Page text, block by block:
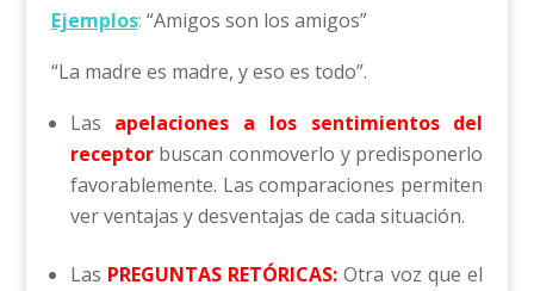
Ejemplos: “Amigos son los amigos”
“La madre es madre, y eso es todo”.
Las apelaciones a los sentimientos del
receptorbuscan conmoverlo y predisponerlo
favorablemente. Las comparaciones permiten
ver ventajas y desventajas de cada situación.
Las PREGUNTAS RETÓRICAS: Otra voz que el